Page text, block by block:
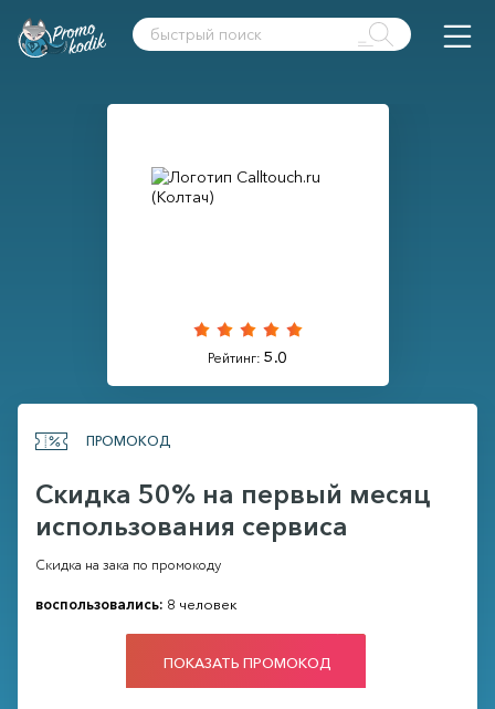
Рейтинг: 5.0
ПРОМОКОД
Скидка 50% на первый месяц
использования сервиса
Скидка на зака по промокоду
воспользовались: 8 человек
ПОКАЗАТЬ ПРОМОКОД